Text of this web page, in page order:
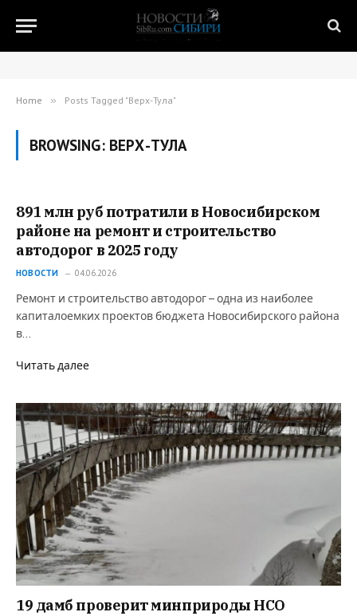
Home » Posts Tagged "Верх-Тула"
BROWSING: ВЕРХ-ТУЛА
891 млн руб потратили в Новосибирском
районе на ремонт и строительство
автодорог в 2025 году
НОВОСТИ 04.06.2026
Ремонт и строительство автодорог – одна из наиболее
капиталоемких проектов бюджета Новосибирского района
в…
Читать далее
19 дамб проверит минприроды НСО